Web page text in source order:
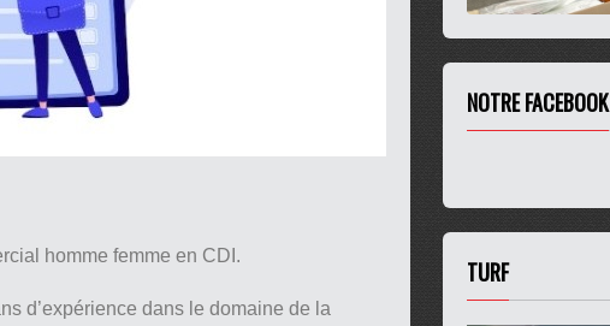
homme femme en CDI.
d’expérience dans le domaine de la
NOTRE FACEBOOK
TURF